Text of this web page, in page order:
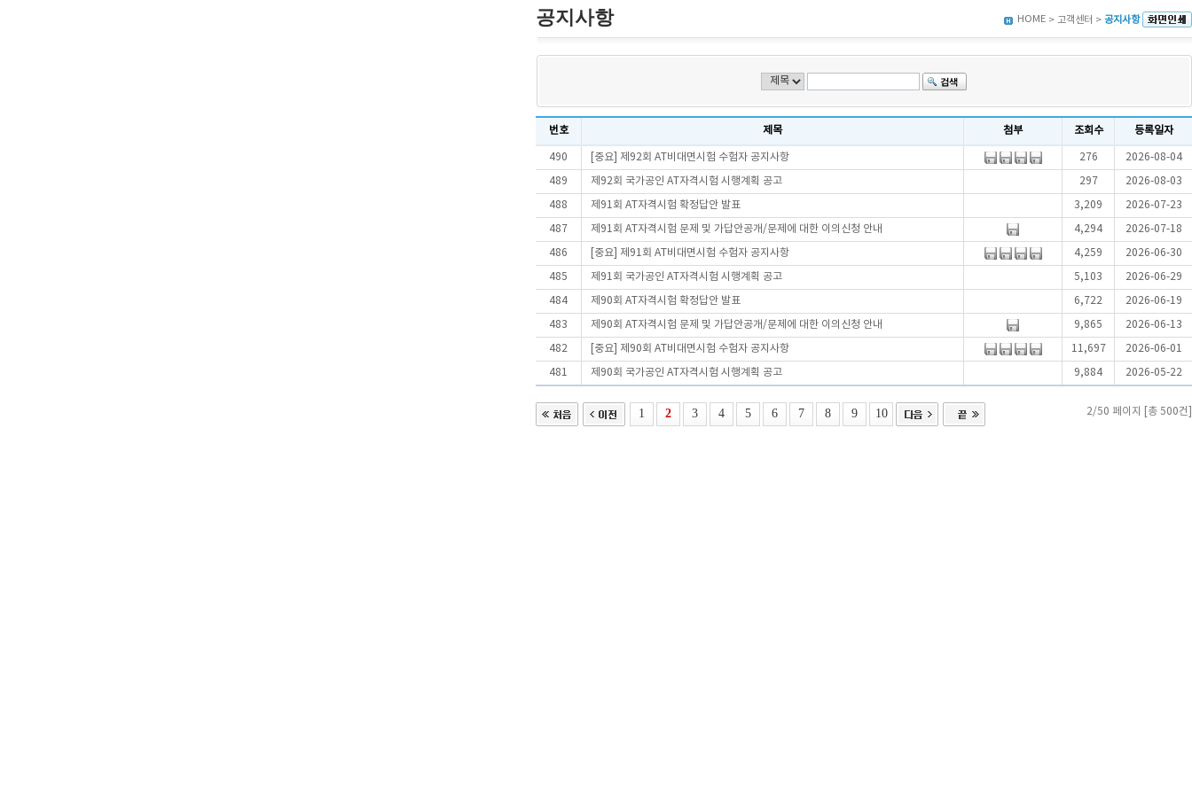
공지사항 HOME > 고객센터 > 공지사항
번호 제목 첨부 조회수 등록일자
490 [중요] 제92회 AT비대면시험 수험자 공지사항 276 2026-08-04
489 제92회 국가공인 AT자격시험 시행계획 공고 297 2026-08-03
488 제91회 AT자격시험 확정답안 발표 3,209 2026-07-23
487 제91회 AT자격시험 문제 및 가답안공개/문제에 대한 이의신청 안내 4,294 2026-07-18
486 [중요] 제91회 AT비대면시험 수험자 공지사항 4,259 2026-06-30
485 제91회 국가공인 AT자격시험 시행계획 공고 5,103 2026-06-29
484 제90회 AT자격시험 확정답안 발표 6,722 2026-06-19
483 제90회 AT자격시험 문제 및 가답안공개/문제에 대한 이의신청 안내 9,865 2026-06-13
482 [중요] 제90회 AT비대면시험 수험자 공지사항 11,697 2026-06-01
481 제90회 국가공인 AT자격시험 시행계획 공고 9,884 2026-05-22
1 2 3 4 5 6 7 8 9 10 2/50 페이지 [총 500건]